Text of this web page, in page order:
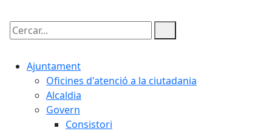
Cercar:
Ajuntament
Oficines d'atenció a la ciutadania
Alcaldia
Govern
Consistori